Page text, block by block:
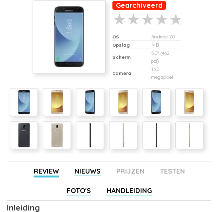
Gearchiveerd
OS
Android 7.0
Opslag
MB
Scherm
5,0" (462
ppi)
Camera
13,0
megapixel
REVIEW NIEUWS PRIJZEN TESTEN
FOTO'S HANDLEIDING
Inleiding